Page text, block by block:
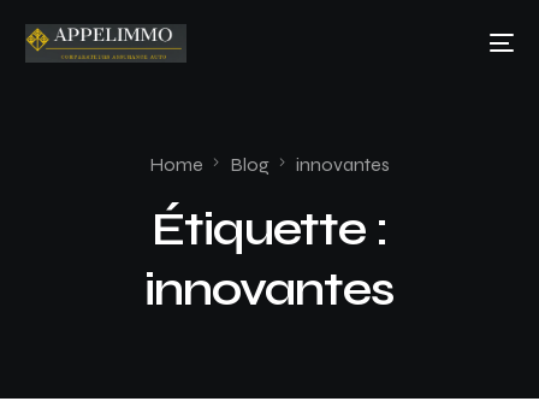
Home Blog innovantes
Étiquette :
innovantes